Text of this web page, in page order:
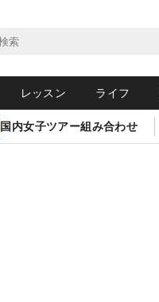
レッスン ライフ
国内女子ツアー組み合わせ